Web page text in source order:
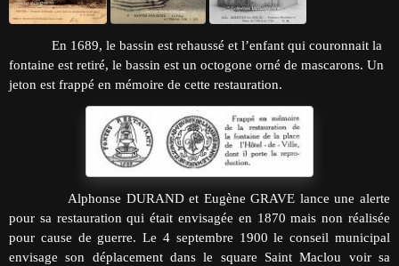
En 1689, le bassin est rehaussé et l’enfant qui couronnait la
fontaine est retiré, le bassin est un octogone orné de mascarons. Un
jeton est frappé en mémoire de cette restauration.
Alphonse DURAND et Eugène GRAVE lance une alerte
pour sa restauration qui était envisagée en 1870 mais non réalisée
pour cause de guerre. Le 4 septembre 1900 le conseil municipal
envisage son déplacement dans le square Saint Maclou voir sa